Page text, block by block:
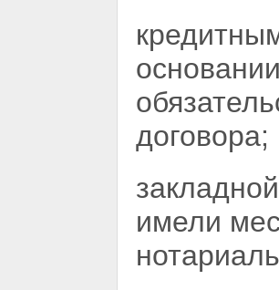
договора;
имели